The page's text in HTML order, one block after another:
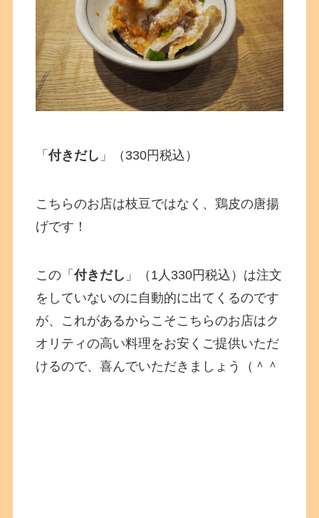
「付きだし 」（330円税込）
こちらのお店は枝豆ではなく、鶏皮の唐揚
げです！
この「付きだし 」（1人330円税込）は注文
をしていないのに自動的に出てくるのです
が、これがあるからこそこちらのお店はク
オリティの高い料理をお安くご提供いただ
けるので、喜んでいただきましょう（＾＾